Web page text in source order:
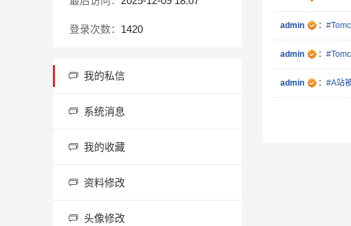
登录次数： 1420
我的私信
系统消息
我的收藏
资料修改
头像修改
admin ：
admin ：
admin ： #A站